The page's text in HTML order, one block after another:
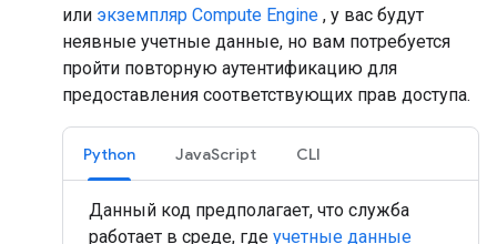
или экземпляр Compute Engine , у вас будут
неявные учетные данные, но вам потребуется
пройти повторную аутентификацию для
предоставления соответствующих прав доступа.
Python JavaScript CLI
Данный код предполагает, что служба
работает в среде, где учетные данные